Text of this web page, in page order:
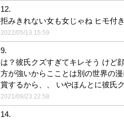
12.
拒みきれない女も女じゃね ヒモ付
2022/05/13 15:59
9.
は？彼氏クズすぎてキレそう けど
方が強いからこことは別の世界の
賞するから、、 いやほんとに彼氏
2021/09/23 22:58
14.